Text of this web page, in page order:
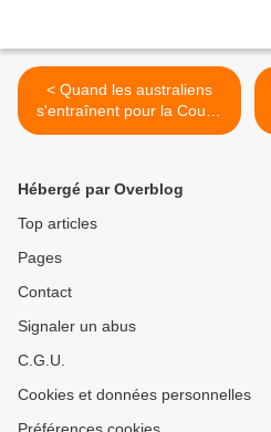
< Quand les australiens
s'entraînent pour la Coupe
du Monde...
Hébergé par Overblog
Top articles
Pages
Contact
Signaler un abus
C.G.U.
Cookies et données personnelles